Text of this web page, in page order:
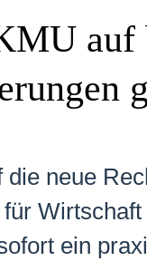
auf
neue
ein